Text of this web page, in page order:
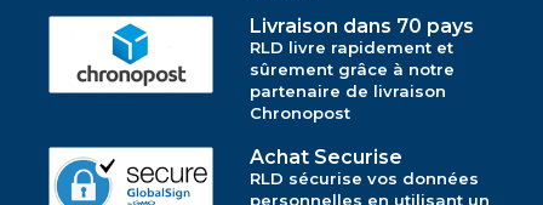
Livraison dans 70 pays
RLD livre rapidement et
sûrement grâce à notre
partenaire de livraison
Chronopost
Achat Securise
RLD sécurise vos données
personnelles en utilisant un